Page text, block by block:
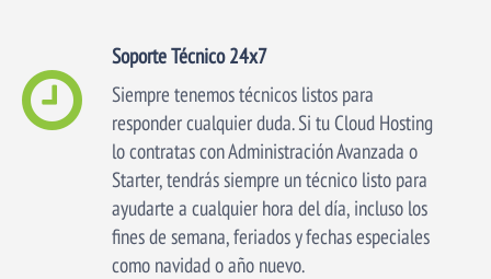
Soporte Técnico 24x7
Siempre tenemos técnicos listos para
responder cualquier duda. Si tu Cloud Hosting
lo contratas con Administración Avanzada o
Starter, tendrás siempre un técnico listo para
ayudarte a cualquier hora del día, incluso los
fines de semana, feriados y fechas especiales
como navidad o año nuevo.